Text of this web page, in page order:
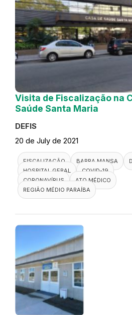
Visita de Fiscalização na
Saúde Santa Maria
DEFIS
20 de July de 2021
FISCALIZAÇÃO BARRA MANSA
HOSPITAL GERAL
COVID-19
CORONAVÍRUS
ATO MÉDICO
REGIÃO MÉDIO PARAÍBA